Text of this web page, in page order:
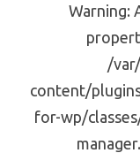
Warning:
/
content/
for-wp/